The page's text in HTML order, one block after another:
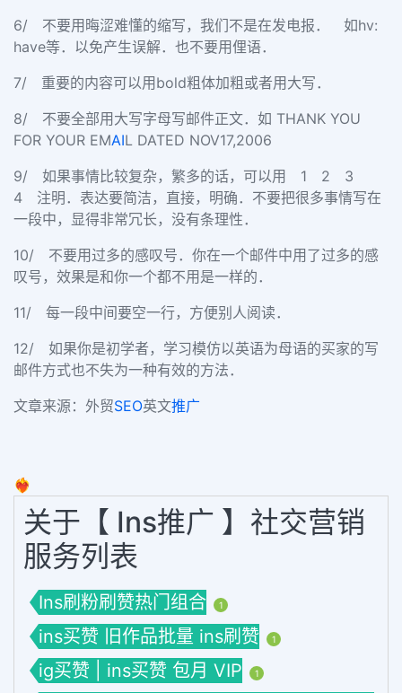
6/ 不要用晦涩难懂的缩写，我们不是在发电报． 如hv:
have等．以免产生误解．也不要用俚语．
7/ 重要的内容可以用bold粗体加粗或者用大写．
8/ 不要全部用大写字母写邮件正文．如 THANK YOU
FOR YOUR EMAIL DATED NOV17,2006
9/ 如果事情比较复杂，繁多的话，可以用 1 2 3
4 注明．表达要简洁，直接，明确．不要把很多事情写在
一段中，显得非常冗长，没有条理性．
10/ 不要用过多的感叹号．你在一个邮件中用了过多的感
叹号，效果是和你一个都不用是一样的．
11/ 每一段中间要空一行，方便别人阅读．
12/ 如果你是初学者，学习模仿以英语为母语的买家的写
邮件方式也不失为一种有效的方法．
文章来源：外贸SEO英文推广
❤️‍🔥
关于【 Ins推广 】社交营销
服务列表
Ins刷粉刷赞热门组合 1
ins买赞 旧作品批量 ins刷赞 1
ig买赞 | ins买赞 包月 VIP 1